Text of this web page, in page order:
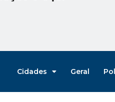
Cidades Geral